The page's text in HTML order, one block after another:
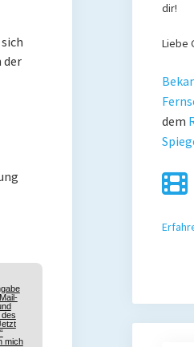
der
mich
dir!
Liebe
dem